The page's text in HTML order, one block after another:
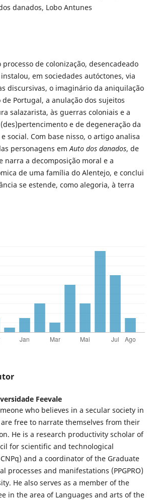
danados, Lobo Antunes
de colonização, desencadeado
em sociedades autóctones, via
discursivas, o imaginário da aniquilação
Portugal, a anulação dos sujeitos
salazarista, às guerras coloniais e a
e de degeneração da
social. Com base nisso, o artigo analisa
personagens em Auto dos danados, de
narra a decomposição moral e a
de uma família do Alentejo, e conclui
se estende, como alegoria, à terra
Feevale
who believes in a secular society in
free to narrate themselves from their
He is a research productivity scholar of
for scientific and technological
and a coordinator of the Graduate
processes and manifestations (PPGPRO)
He also serves as a member of the
in the area of Languages and arts of the